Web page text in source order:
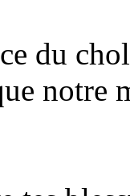
du
notre